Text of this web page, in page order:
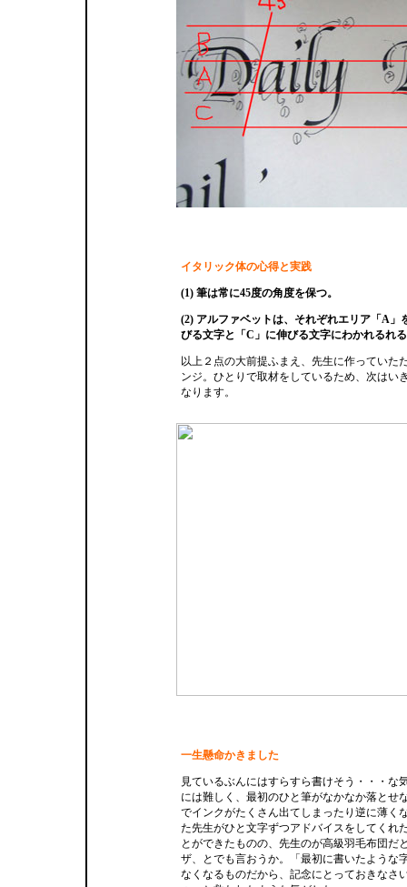
イタリック体の心得と実践
(1) 筆は常に45度の角度を保つ。
(2) アルファベットは、それぞれエリア「A」
びる文字と「C」に伸びる文字にわかれるれ
以上２点の大前提ふまえ、先生に作っていた
ンジ。ひとりで取材をしているため、次はい
なります。
一生懸命かきました
見ているぶんにはすらすら書けそう・・・な
には難しく、最初のひと筆がなかなか落とせ
でインクがたくさん出てしまったり逆に薄く
た先生がひと文字ずつアドバイスをしてくれ
とができたものの、先生のが高級羽毛布団だ
ザ、とでも言おうか。「最初に書いたような
なくなるものだから、記念にとっておきなさ